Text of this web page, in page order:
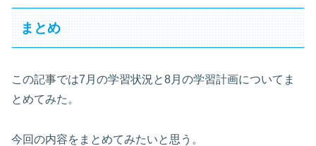
まとめ
この記事では7月の学習状況と8月の学習計画についてま
とめてみた。
今回の内容をまとめてみたいと思う。